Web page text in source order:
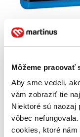
Môžeme pracovať
Aby sme vedeli,
vám zobraziť tie
Niektoré sú naozaj
vôbec
cookies, ktoré
Atomic Blonde: Bez
CZ
James McAvoy
John Goodman
Sofia Boutella
Toby Jones
ďalší
Agentka MI6 Lorraine
během studené války